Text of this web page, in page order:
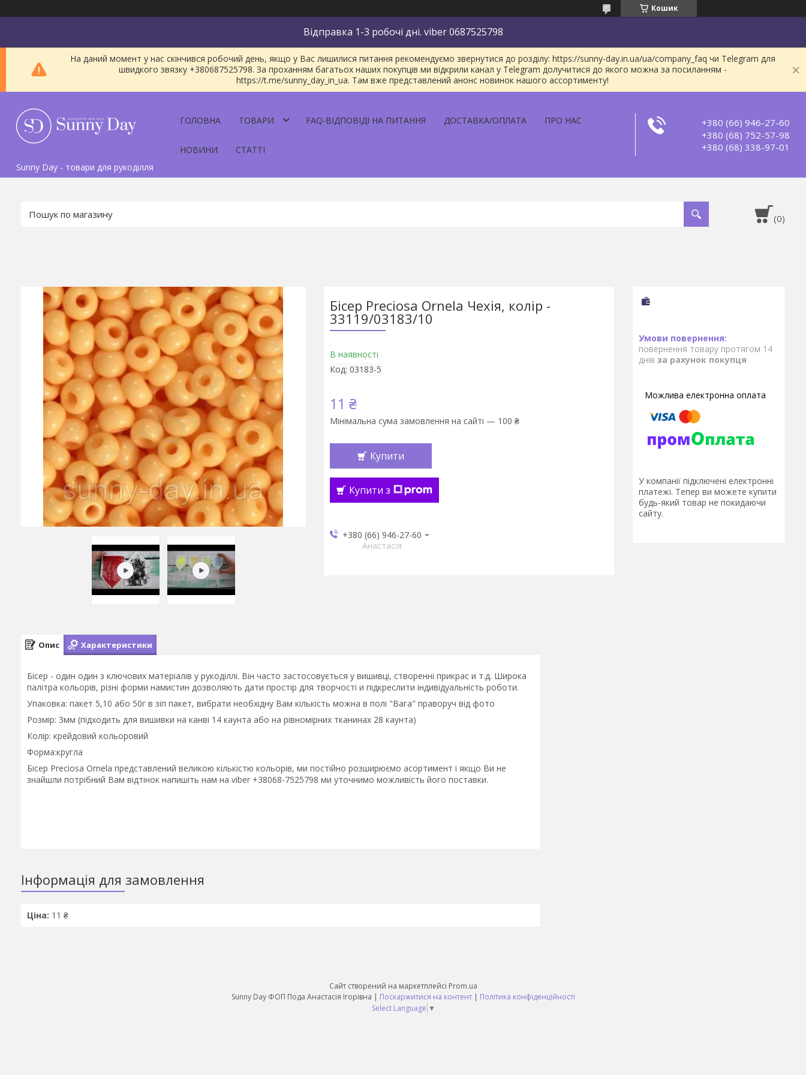
Кошик
Відправка 1-3 робочі дні. viber 0687525798
На даний момент у нас скінчився робочий день, якщо у Вас лишилися питання рекомендуємо звернутися до розділу: https://sunny-day.in.ua/ua/company_faq чи Telegram для
швидкого звязку +380687525798. За проханням багатьох наших покупців ми відкрили канал у Telegram долучитися до якого можна за посиланням -
https://t.me/sunny_day_in_ua. Там вже представлений анонс новинок нашого ассортименту!
Sunny Day - товари для рукоділля
ГОЛОВНА ТОВАРИ FAQ-ВІДПОВІДІ НА ПИТАННЯ ДОСТАВКА/ОПЛАТА ПРО НАС
НОВИНИ СТАТТІ
+380 (66) 946-27-60
+380 (68) 752-57-98
+380 (68) 338-97-01
Бісер Preciosa Ornela Чехія, колір -
33119/03183/10
В наявності
Код: 03183-5
11 ₴
Мінімальна сума замовлення на сайті — 100 ₴
Купити
Купити з
+380 (66) 946-27-60
Анастасія
повернення товару протягом 14
днів за рахунок покупця
У компанії підключені електронні
платежі. Тепер ви можете купити
будь-який товар не покидаючи
сайту.
Опис Характеристики
Бісер - один один з ключових матеріалів у рукоділлі. Він часто застосовується у вишивці, створенні прикрас и т.д. Широка
палітра кольорів, різні форми намистин дозволяють дати простір для творчості и підкреслити індивідуальність роботи.
Упаковка: пакет 5,10 або 50г в зіп пакет, вибрати необхідну Вам кількість можна в полі "Вага" праворуч від фото
Розмір: 3мм (підходить для вишивки на канві 14 каунта або на рівномірних тканинах 28 каунта)
Колір: крейдовий кольоровий
Форма:кругла
Бісер Preciosa Ornela представлений великою кількістю кольорів, ми постійно розширюємо асортимент і якщо Ви не
знайшли потрібний Вам відтінок напишіть нам на viber +38068-7525798 ми уточнимо можливість його поставки.
Інформація для замовлення
Ціна: 11 ₴
Сайт створений на маркетплейсі Prom.ua
Sunny Day ФОП Пода Анастасія Ігорівна | Поскаржитися на контент | Політика конфіденційності
Select Language ▼